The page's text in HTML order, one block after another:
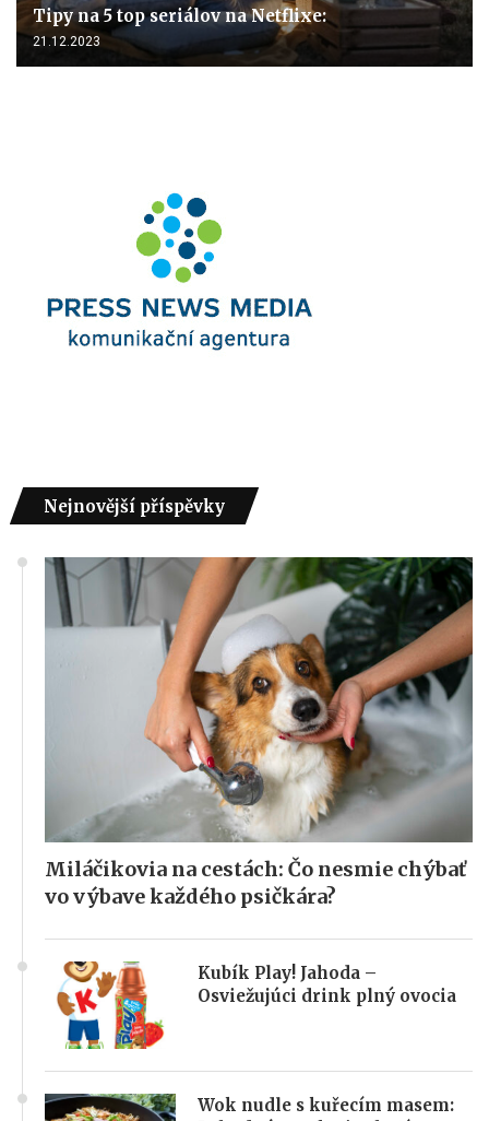
Tipy na 5 top seriálov na Netflixe:
21.12.2023
Nejnovější příspěvky
Miláčikovia na cestách: Čo nesmie chýbať
vo výbave každého psičkára?
Kubík Play! Jahoda –
Osviežujúci drink plný ovocia
Wok nudle s kuřecím masem: